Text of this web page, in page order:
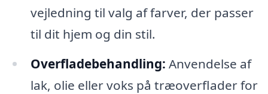
vejledning til valg af farver, der passer
til dit hjem og din stil.
Overfladebehandling: Anvendelse af
lak, olie eller voks på træoverflader for